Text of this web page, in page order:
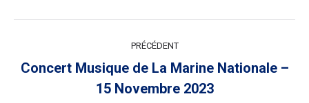
ARTICLE
PRÉCÉDENT
Article
précédent
Concert Musique de La Marine Nationale –
15 Novembre 2023